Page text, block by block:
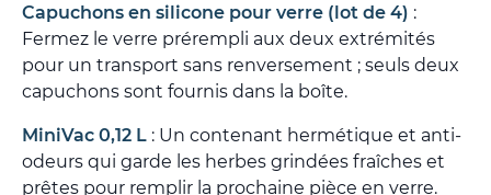
Capuchons en silicone pour verre (lot de 4) :
Fermez le verre prérempli aux deux extrémités
pour un transport sans renversement ; seuls deux
capuchons sont fournis dans la boîte.
MiniVac 0,12 L : Un contenant hermétique et anti-
odeurs qui garde les herbes grindées fraîches et
prêtes pour remplir la prochaine pièce en verre.